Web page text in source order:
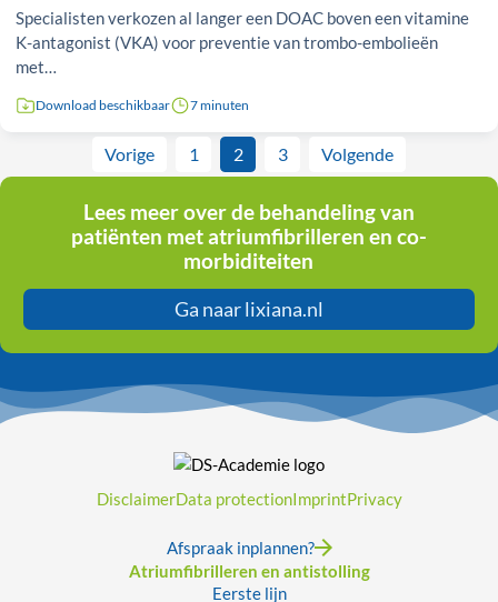
Specialisten verkozen al langer een DOAC boven een vitamine
K-antagonist (VKA) voor preventie van trombo-embolieën
met…
Download beschikbaar 7 minuten
Vorige 1 2 3 Volgende
Lees meer over de behandeling van
patiënten met atriumfibrilleren en co-
morbiditeiten
Ga naar lixiana.nl
DisclaimerData protectionImprintPrivacy
Afspraak inplannen?
Atriumfibrilleren en antistolling
Eerste lijn